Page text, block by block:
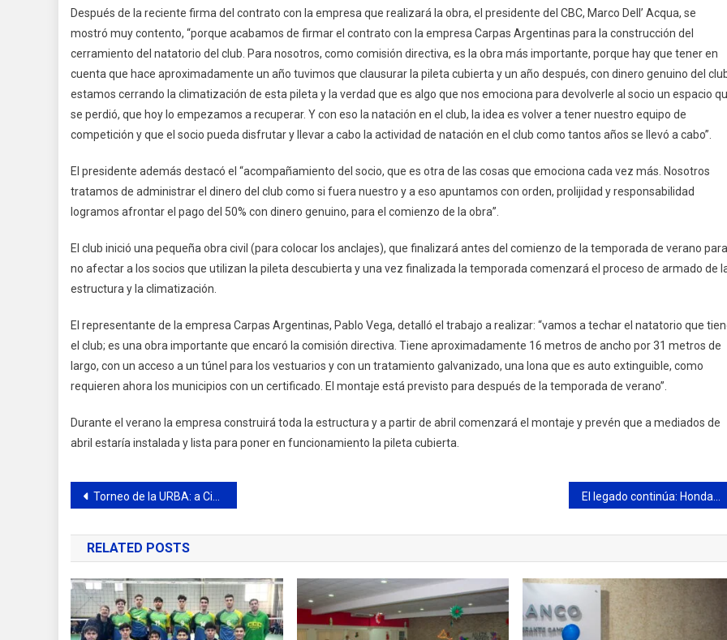
Después de la reciente firma del contrato con la empresa que realizará la obra, el presidente del CBC, Marco Dell’ Acqua, se
mostró muy contento, “porque acabamos de firmar el contrato con la empresa Carpas Argentinas para la construcción del
cerramiento del natatorio del club. Para nosotros, como comisión directiva, es la obra más importante, porque hay que tener en
cuenta que hace aproximadamente un año tuvimos que clausurar la pileta cubierta y un año después, con dinero genuino del
estamos cerrando la climatización de esta pileta y la verdad que es algo que nos emociona para devolverle al socio un espacio
se perdió, que hoy lo empezamos a recuperar. Y con eso la natación en el club, la idea es volver a tener nuestro equipo de
competición y que el socio pueda disfrutar y llevar a cabo la actividad de natación en el club como tantos años se llevó a cabo”.
El presidente además destacó el “acompañamiento del socio, que es otra de las cosas que emociona cada vez más. Nosotros
tratamos de administrar el dinero del club como si fuera nuestro y a eso apuntamos con orden, prolijidad y responsabilidad
logramos afrontar el pago del 50% con dinero genuino, para el comienzo de la obra”.
El club inició una pequeña obra civil (para colocar los anclajes), que finalizará antes del comienzo de la temporada de verano para
no afectar a los socios que utilizan la pileta descubierta y una vez finalizada la temporada comenzará el proceso de armado de
estructura y la climatización.
El representante de la empresa Carpas Argentinas, Pablo Vega, detalló el trabajo a realizar: “vamos a techar el natatorio que
el club; es una obra importante que encaró la comisión directiva. Tiene aproximadamente 16 metros de ancho por 31 metros de
largo, con un acceso a un túnel para los vestuarios y con un tratamiento galvanizado, una lona que es auto extinguible, como
requieren ahora los municipios con un certificado. El montaje está previsto para después de la temporada de verano”.
Durante el verano la empresa construirá toda la estructura y a partir de abril comenzará el montaje y prevén que a mediados de
abril estaría instalada y lista para poner en funcionamiento la pileta cubierta.
Navegación
de
entradas
Torneo de la URBA: a Ciudad de Campana le faltó muy poco para la final
RELATED POSTS